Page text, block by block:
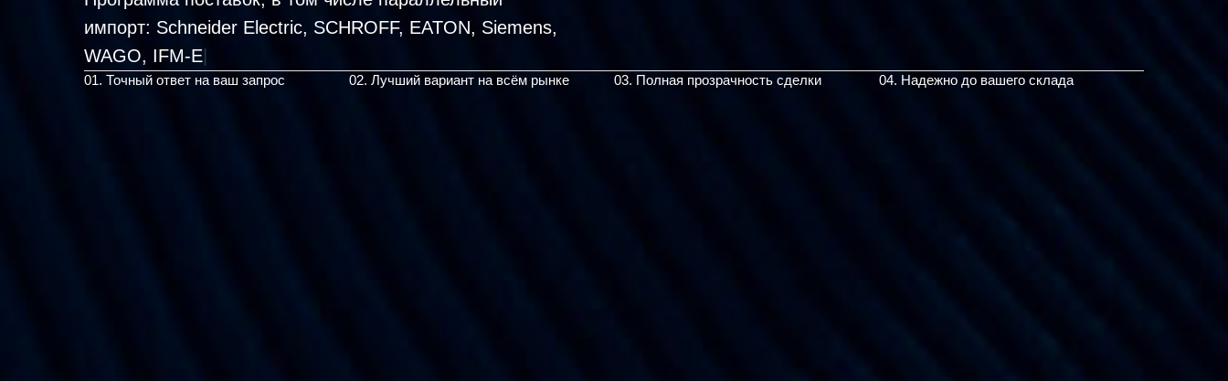
Программа поставок, в том числе параллельный
импорт:
Schneider Electric, SCHR
01. Точный ответ на ваш запрос